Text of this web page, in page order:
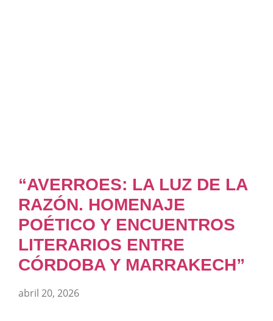
“AVERROES: LA LUZ DE LA
RAZÓN. HOMENAJE
POÉTICO Y ENCUENTROS
LITERARIOS ENTRE
CÓRDOBA Y MARRAKECH”
abril 20, 2026